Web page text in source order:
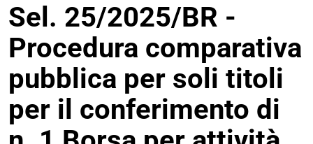
Sel. 25/2025/BR -
Procedura comparativa
pubblica per soli titoli
per il conferimento di